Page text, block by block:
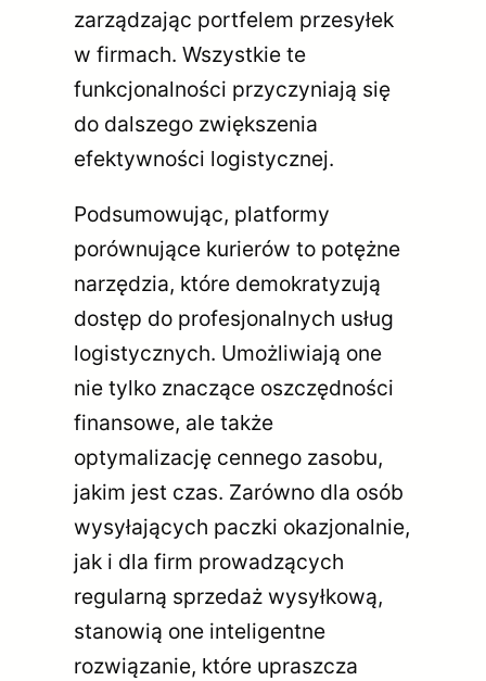
zarządzając portfelem przesyłek
w firmach. Wszystkie te
funkcjonalności przyczyniają się
do dalszego zwiększenia
efektywności logistycznej.
Podsumowując, platformy
porównujące kurierów to potężne
narzędzia, które demokratyzują
dostęp do profesjonalnych usług
logistycznych. Umożliwiają one
nie tylko znaczące oszczędności
finansowe, ale także
optymalizację cennego zasobu,
jakim jest czas. Zarówno dla osób
wysyłających paczki okazjonalnie,
jak i dla firm prowadzących
regularną sprzedaż wysyłkową,
stanowią one inteligentne
rozwiązanie, które upraszcza